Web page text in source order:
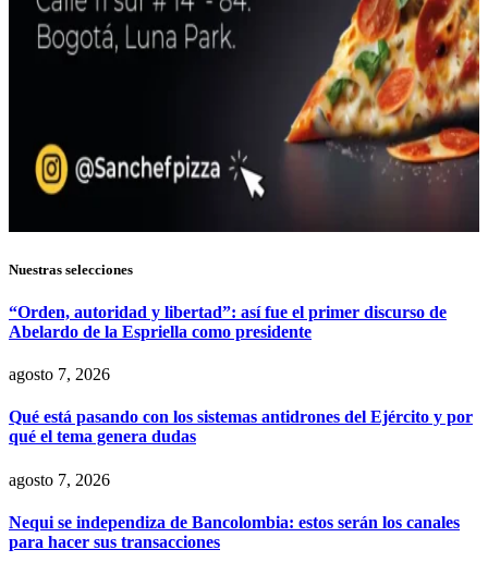
Nuestras selecciones
“Orden, autoridad y libertad”: así fue el primer discurso de
Abelardo de la Espriella como presidente
agosto 7, 2026
Qué está pasando con los sistemas antidrones del Ejército y por
qué el tema genera dudas
agosto 7, 2026
Nequi se independiza de Bancolombia: estos serán los canales
para hacer sus transacciones